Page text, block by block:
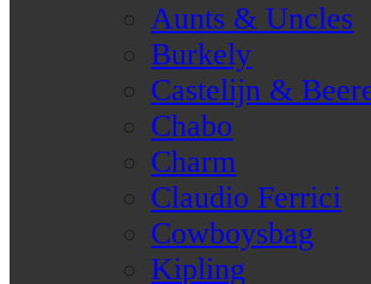
Aunts & Uncles
Burkely
Castelijn &
Chabo
Charm
Claudio Ferrici
Cowboysbag
Kipling